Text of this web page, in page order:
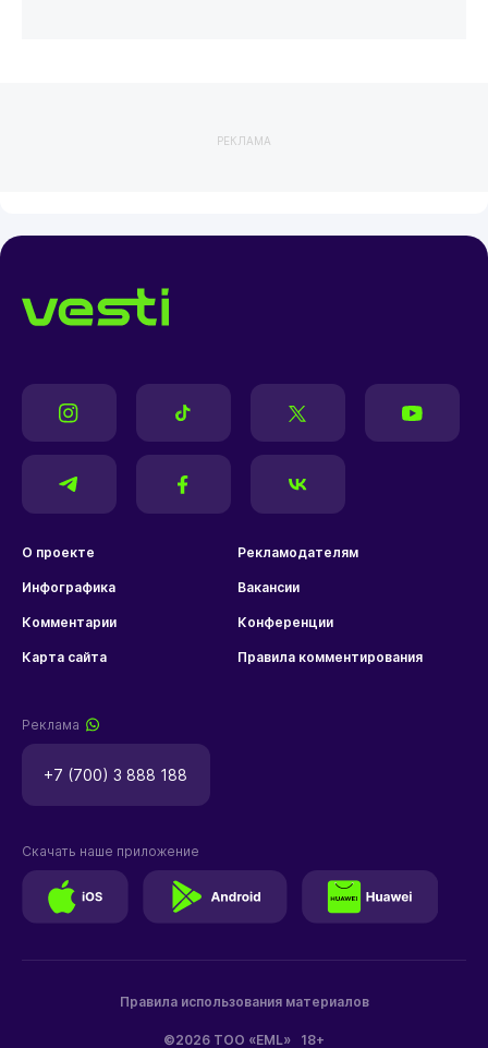
РЕКЛАМА
О проекте Рекламодателям
Инфографика Вакансии
Комментарии Конференции
Карта сайта Правила комментирования
Реклама
+7 (700) 3 888 188
©2026 ТОО «EML» 18+
Правила использования материалов
Скачать наше приложение